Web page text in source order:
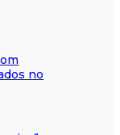
no